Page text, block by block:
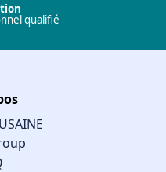
qualifié